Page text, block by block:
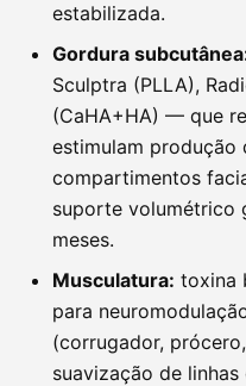
estabilizada.
Gordura
Sculptra (PLLA),
(CaHA+HA) — que
estimulam produção
compartimentos
suporte volumétrico
meses.
Musculatura: toxina
para
(corrugador,
suavização de linhas